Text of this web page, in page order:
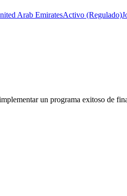
Arab EmiratesActivo (Regulado)
un programa exitoso de